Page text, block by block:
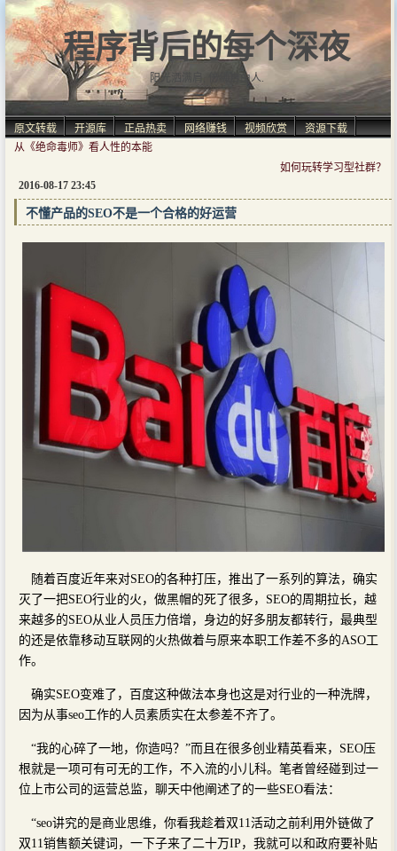
程序背后的每个深夜
阳光洒满肩, 仿佛自由人.
原文转载 开源库 正品热卖 网络赚钱 视频欣赏
资源下载
从《绝命毒师》看人性的本能
如何玩转学习型社群？
2016-08-17 23:45
不懂产品的SEO不是一个合格的好运营
随着百度近年来对SEO的各种打压，推出了一系列的算法，确实
灭了一把SEO行业的火，做黑帽的死了很多，SEO的周期拉长，越
来越多的SEO从业人员压力倍增，身边的好多朋友都转行，最典型
的还是依靠移动互联网的火热做着与原来本职工作差不多的ASO工
作。
确实SEO变难了，百度这种做法本身也这是对行业的一种洗牌，
因为从事seo工作的人员素质实在太参差不齐了。
“我的心碎了一地，你造吗？”而且在很多创业精英看来，SEO压
根就是一项可有可无的工作，不入流的小儿科。笔者曾经碰到过一
位上市公司的运营总监，聊天中他阐述了的一些SEO看法：
“seo讲究的是商业思维，你看我趁着双11活动之前利用外链做了
双11销售额关键词，一下子来了二十万IP，我就可以和政府要补贴